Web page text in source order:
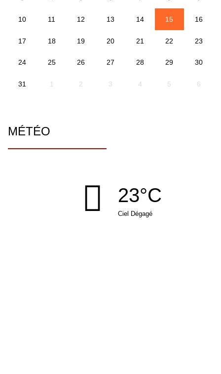
10 11 12 13 14 15 16
17 18 19 20 21 22 23
24 25 26 27 28 29 30
31 1 2 3 4 5 6
MÉTÉO
23°C
Ciel Dégagé